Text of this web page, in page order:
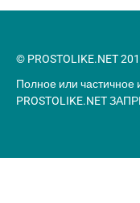
© PROSTOLIKE.NET
Полное или частичное
PROSTOLIKE.NET